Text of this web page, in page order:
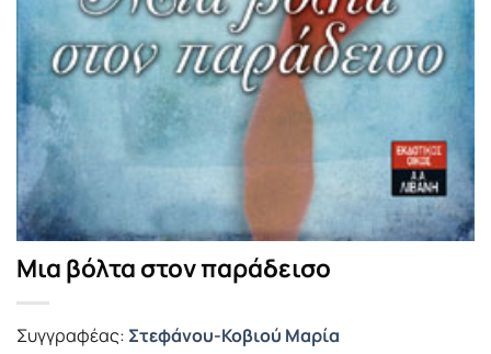
Μια βόλτα στον παράδεισο
Συγγραφέας: Στεφάνου-Κοβιού Μαρία